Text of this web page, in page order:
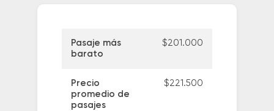
Pasaje más
barato
$201.000
Precio
promedio de
pasajes
$221.500